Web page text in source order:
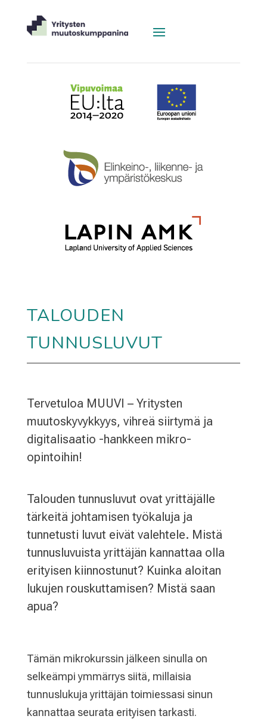
TALOUDEN
TUNNUSLUVUT
Tervetuloa MUUVI – Yritysten
muutoskyvykkyys, vihreä siirtymä ja
digitalisaatio -hankkeen mikro-
opintoihin!
Talouden tunnusluvut ovat yrittäjälle
tärkeitä johtamisen työkaluja ja
tunnetusti luvut eivät valehtele. Mistä
tunnusluvuista yrittäjän kannattaa olla
erityisen kiinnostunut? Kuinka aloitan
lukujen rouskuttamisen? Mistä saan
apua?
Tämän mikrokurssin jälkeen sinulla on
selkeämpi ymmärrys siitä, millaisia
tunnuslukuja yrittäjän toimiessasi sinun
kannattaa seurata erityisen tarkasti.